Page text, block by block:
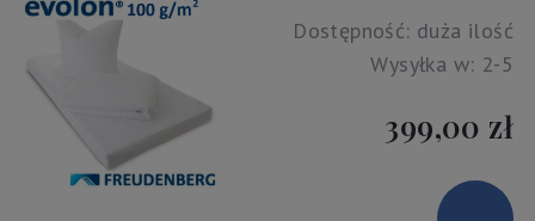
Dostępność: duża ilość
Wysyłka w: 2-5
399,00 zł